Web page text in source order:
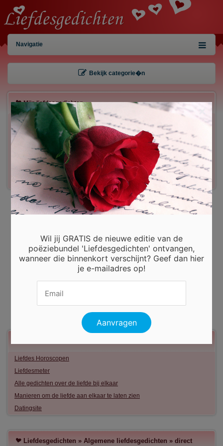
Navigatie
Bekijk categorie�n
Mijn liefdesgedichten
Gebruiker:
Wachtwoord:
Inloggen!
Registreren Gegevens kwijt?
Liefdes Horoscopen
Liefdesmeter
Alle gedichten over de liefde bij elkaar
Manieren om de liefde aan elkaar te laten zien
Datingsite
Liefdesgedichten » Algemene liefdesgedichten » direct
Wil jij GRATIS de nieuwe editie van de
poëziebundel 'Liefdesgedichten' ontvangen,
wanneer die binnenkort verschijnt? Geef dan hier
je e-mailadres op!